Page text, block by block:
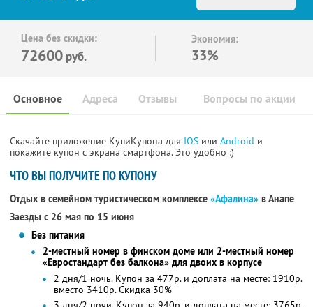
Цена без скидки:
72600 руб.
Экономия:
33%
Основное Отзывы Вопросы по акции
Адреса
Скачайте приложение КупиКупона для IOS или Android и
покажите купон с экрана смартфона. Это удобно :)
ЧТО ВЫ ПОЛУЧИТЕ ПО КУПОНУ
Отдых в семейном туристическом комплексе «Афалина» в Анапе
Заезды с 26 мая по 15 июня
Без питания
2-местный номер в финском доме или 2-местный номер
«Евростандарт без балкона» для двоих в корпусе
2 дня/1 ночь. Купон за 477р. и доплата на месте: 1910р.
вместо 3410р.Скидка 30%